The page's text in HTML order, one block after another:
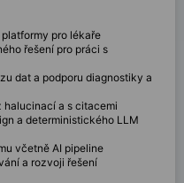
pro lékaře
řešení pro práci s
dat a podporu diagnostiky a
a s citacemi
a deterministického LLM
včetně AI pipeline
a rozvoji řešení